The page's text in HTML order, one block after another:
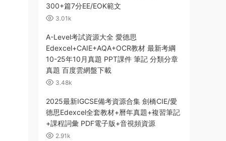
300+篇7分EE/EOK範文
3.01k
A-Level考試資源大全 愛德思
Edexcel+CAIE+AQA+OCR教材 最新考綱
10-25年10月真題 PPT課件 筆記 分類分章
真題 百度雲網盤下載
3.48k
2025最新IGCSE備考資源合集 劍橋CIE/愛
德思Edexcel全套教材+曆年真題+複習筆記
+課程詞彙 PDF電子版+音視頻資源
2.91k